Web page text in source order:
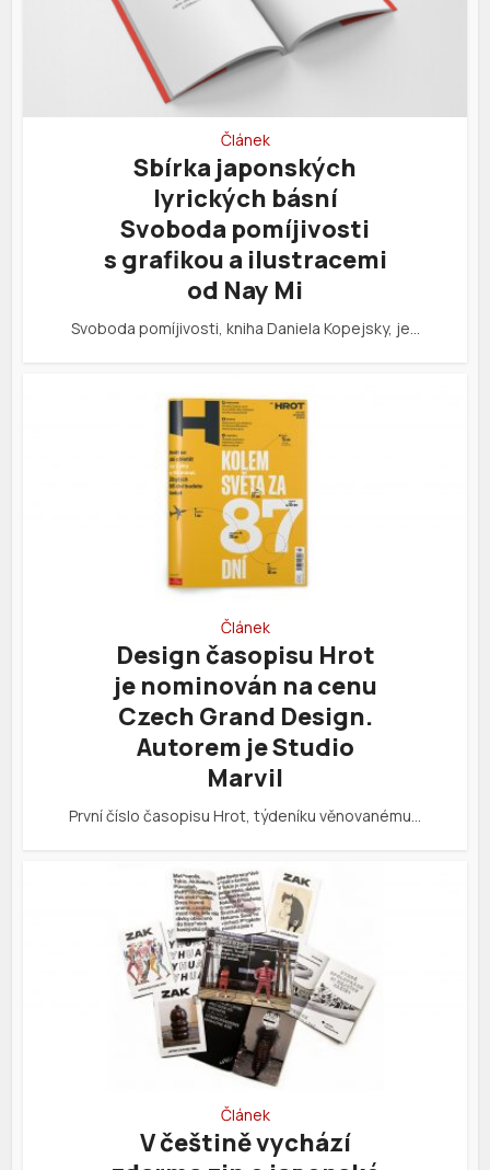
Článek
Sbírka japonských
lyrických básní
Svoboda pomíjivosti
s grafikou a ilustracemi
od Nay Mi
Svoboda pomíjivosti, kniha Daniela Kopejsky, je…
Článek
Design časopisu Hrot
je nominován na cenu
Czech Grand Design.
Autorem je Studio
Marvil
První číslo časopisu Hrot, týdeníku věnovanému…
Článek
V češtině vychází